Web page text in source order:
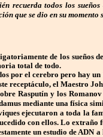
recuerda todos los
que se dio en su momento
de los sueños
total de todo.
por el cerebro pero hay
receptáculo, el Maestro
Rasputín y los
mediante una física
ejecutaron a toda la
con ellos. Lo
un estudio de ADN